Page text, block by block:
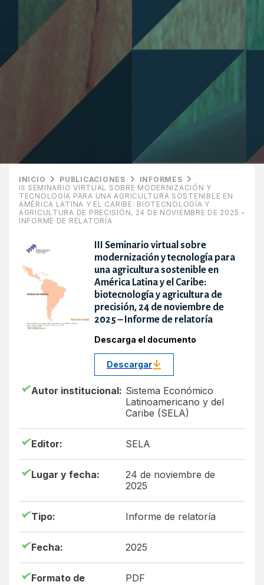
INICIO PUBLICACIONES
INFORMES
III SEMINARIO VIRTUAL SOBRE MODERNIZACIÓN Y
TECNOLOGÍA PARA UNA AGRICULTURA SOSTENIBLE EN
AMÉRICA LATINA Y EL CARIBE: BIOTECNOLOGÍA Y
AGRICULTURA DE PRECISIÓN, 24 DE NOVIEMBRE DE 2025 –
INFORME DE RELATORÍA
III Seminario virtual sobre
modernización y tecnología para
una agricultura sostenible en
América Latina y el Caribe:
biotecnología y agricultura de
precisión, 24 de noviembre de
2025 – Informe de relatoría
Descarga el documento
Descargar
Autor institucional: Sistema Económico
Latinoamericano y del
Caribe (SELA)
Editor: SELA
Lugar y fecha:
24 de noviembre de
2025
Tipo: Informe de relatoría
Fecha: 2025
Formato de
PDF